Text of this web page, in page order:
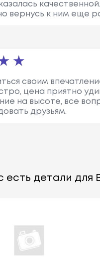
вернусь к ним еще
своим
цена приятно
на высоте, все
друзьям.
есть детали для